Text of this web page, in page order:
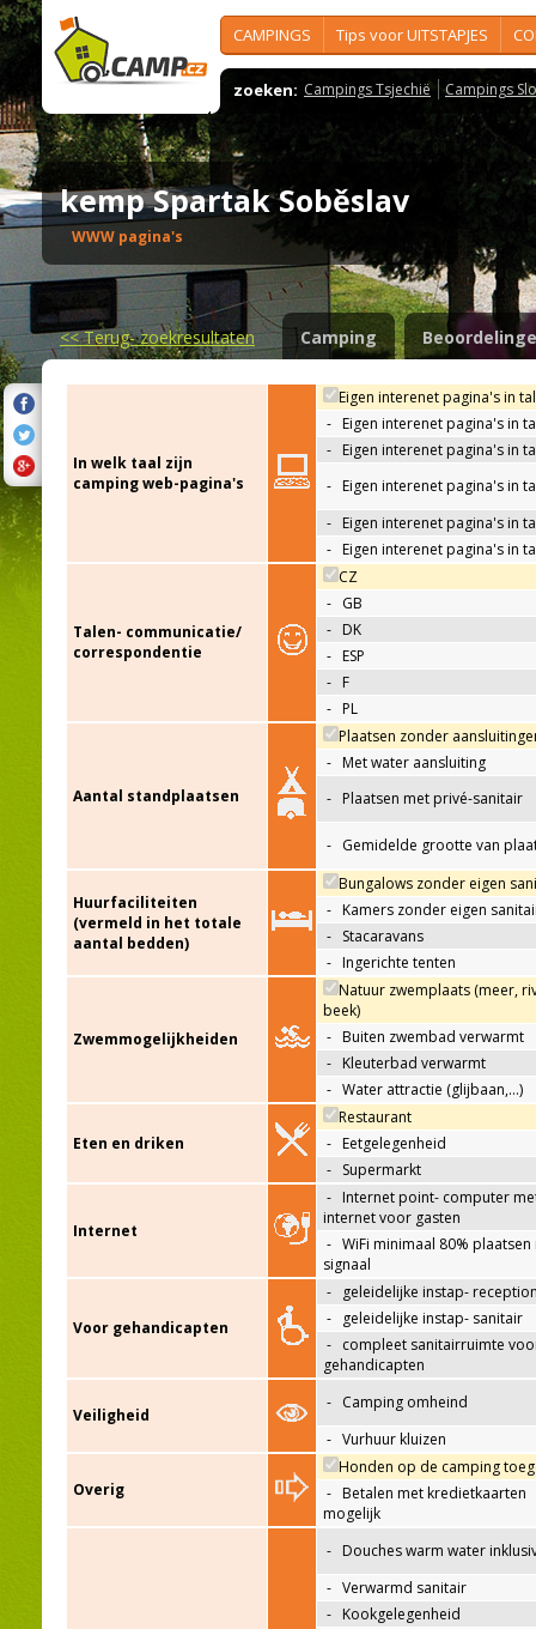
CAMPINGS Tips voor UITSTAPJES
zoeken: Campings Tsjechië Campings
kemp Spartak Soběslav
WWW pagina's
<<Terug- zoekresultaten Camping
In welk taal zijn
camping web-pagina's
Eigen interenet pagina's in
- Eigen interenet pagina's in
- Eigen interenet pagina's in
- Eigen interenet pagina's in
- Eigen interenet pagina's in
- Eigen interenet pagina's in
Talen- communicatie/
correspondentie
CZ
- GB
- DK
- ESP
- F
- PL
Aantal standplaatsen
Plaatsen zonder
- Met water aansluiting
- Plaatsen met privé-sanitair
- Gemidelde grootte van
Huurfaciliteiten
(vermeld in het totale
aantal bedden)
Bungalows zonder eigen
- Kamers zonder eigen
- Stacaravans
- Ingerichte tenten
Zwemmogelijkheiden
Natuur zwemplaats (meer,
beek)
- Buiten zwembad verwarmt
- Kleuterbad verwarmt
- Water attractie (glijbaan,…)
Eten en driken
Restaurant
- Eetgelegenheid
- Supermarkt
Internet
- Internet point- computer
internet voor gasten
- WiFi minimaal 80% plaatsen
signaal
Voor gehandicapten
-
geleidelijke instap-
-
geleidelijke instap- sanitair
- compleet sanitairruimte
gehandicapten
Veiligheid
- Camping omheind
- Vurhuur kluizen
Overig
Honden op de camping
- Betalen met kredietkaarten
mogelijk
- Douches warm water
- Verwarmd sanitair
- Kookgelegenheid